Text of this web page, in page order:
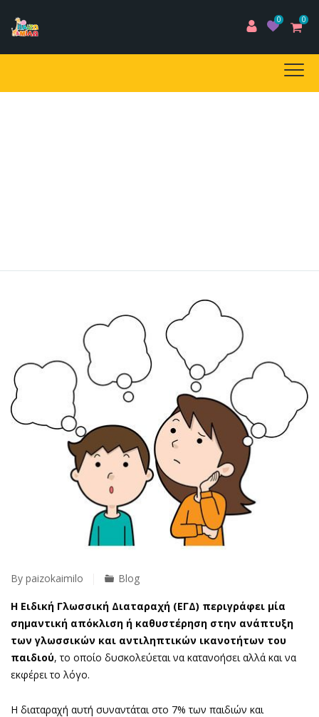
0
0
By paizokaimilo Blog
Η Ειδική Γλωσσική Διαταραχή (ΕΓΔ) περιγράφει μία
σημαντική απόκλιση ή καθυστέρηση στην ανάπτυξη
των γλωσσικών και αντιληπτικών ικανοτήτων του
παιδιού, το οποίο δυσκολεύεται να κατανοήσει αλλά και να
εκφέρει το λόγο.
Η διαταραχή αυτή συναντάται στο 7% των παιδιών και